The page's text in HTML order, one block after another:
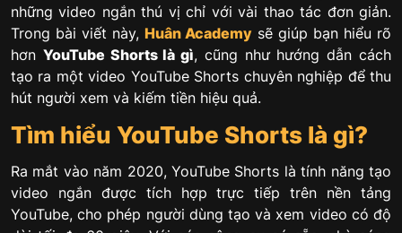
những video ngắn thú vị chỉ với vài thao tác đơn giản.
Trong bài viết này, Huân Academy sẽ giúp bạn hiểu rõ
hơn YouTube Shorts là gì, cũng như hướng dẫn cách
tạo ra một video YouTube Shorts chuyên nghiệp để thu
hút người xem và kiếm tiền hiệu quả.
Tìm hiểu YouTube Shorts là gì?
Ra mắt vào năm 2020, YouTube Shorts là tính năng tạo
video ngắn được tích hợp trực tiếp trên nền tảng
YouTube, cho phép người dùng tạo và xem video có độ